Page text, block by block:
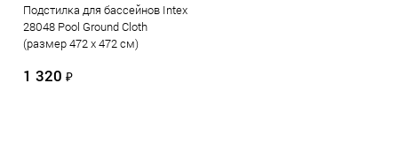
Подстилка для бассейнов Intex
28048 Pool Ground Cloth
(размер 472 х 472 см)
1 320 ₽